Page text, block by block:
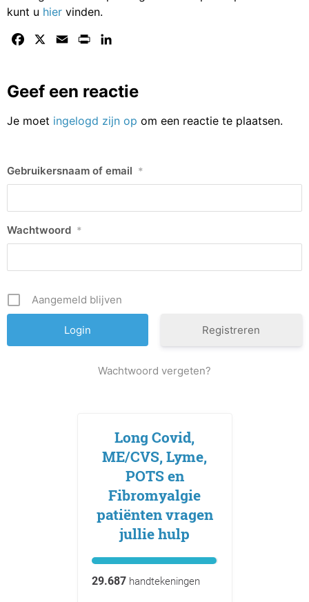
kunt u hier vinden.
Facebook Email Print
Geef een reactie
Je moet ingelogd zijn op om een reactie te plaatsen.
Gebruikersnaam of email *
Wachtwoord *
Aangemeld blijven
Registreren
Wachtwoord vergeten?
Long Covid,
ME/CVS, Lyme,
POTS en
Fibromyalgie
patiënten vragen
jullie hulp
29.687handtekeningen